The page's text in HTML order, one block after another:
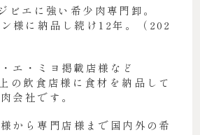
ビエに強い希少肉専門卸。
様に納品し続け12年。（202
エ・ミヨ掲載店様など
の飲食店様に食材を納品して
会社です。
から専門店様まで国内外の希